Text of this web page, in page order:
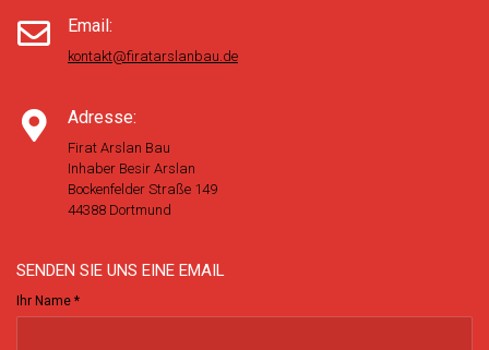
Email:
kontakt@firatarslanbau.de
Adresse:
Firat Arslan Bau
Inhaber Besir Arslan
Bockenfelder Straße 149
44388 Dortmund
SENDEN SIE UNS EINE EMAIL
Ihr Name *